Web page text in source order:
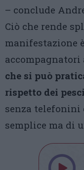
– conclude
Ciò che rende
manifestazione
che si può
rispetto dei
senza telefonini
semplice ma di